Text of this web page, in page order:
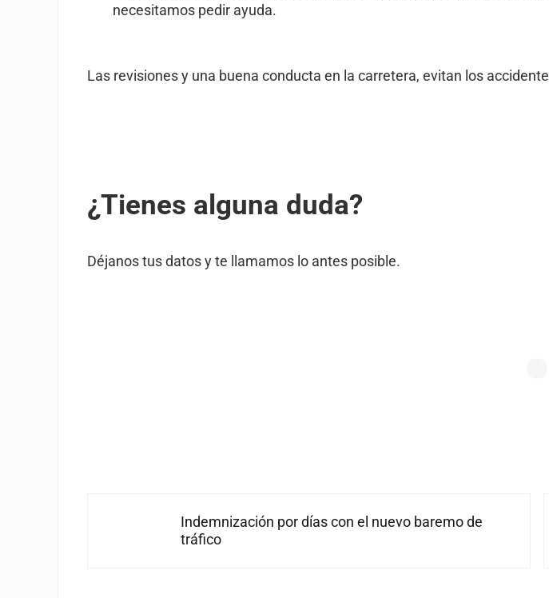
necesitamos pedir ayuda.
Las revisiones y una buena conducta en la carretera, evitan los
¿Tienes alguna duda?
Déjanos tus datos y te llamamos lo antes posible.
Indemnización por días con el nuevo baremo de
tráfico